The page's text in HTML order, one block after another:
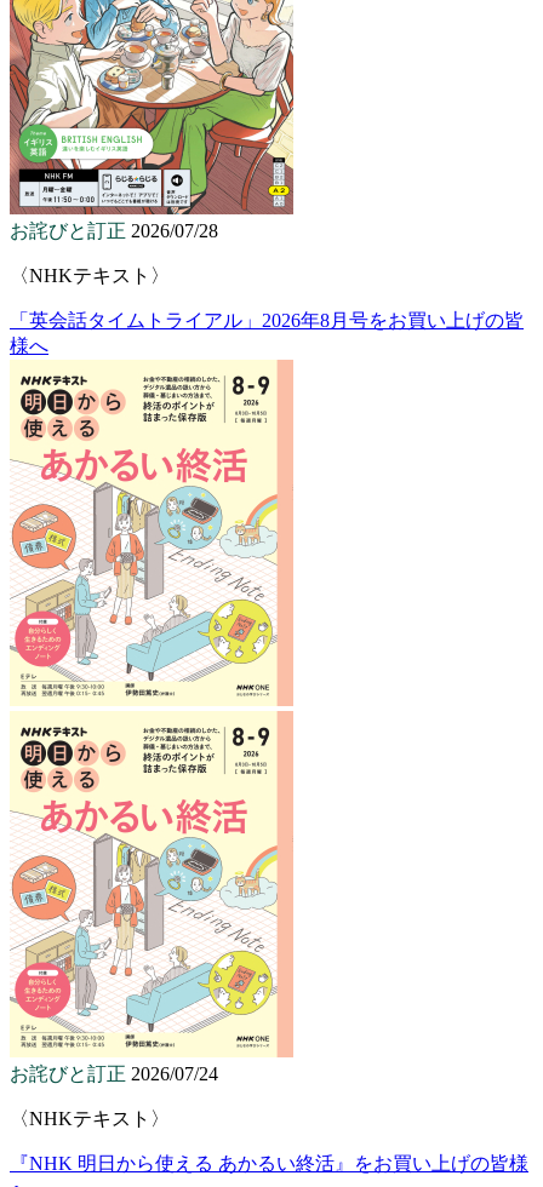
お詫びと訂正 2026/07/28
〈NHKテキスト〉
「英会話タイムトライアル」2026年8月号をお買い上げの皆
様へ
お詫びと訂正 2026/07/24
〈NHKテキスト〉
『NHK 明日から使える あかるい終活』をお買い上げの皆様